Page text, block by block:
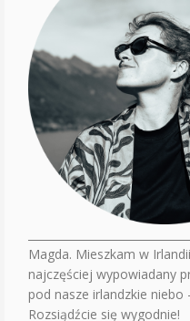
Magda. Mieszkam w
najczęściej wypowiadany
pod nasze irlandzkie niebo
Rozsiądźcie się wygodnie!